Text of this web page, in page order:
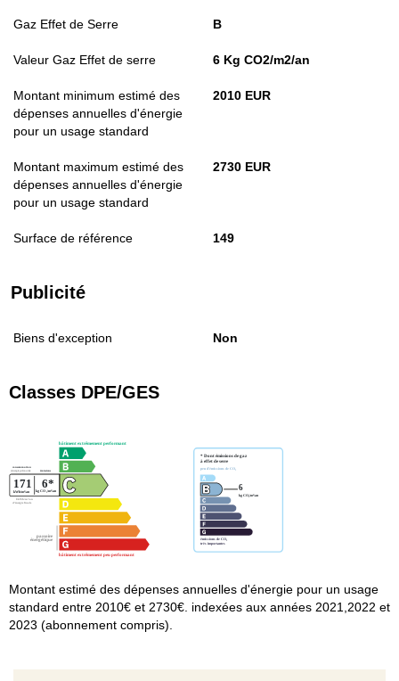
Gaz Effet de Serre B
Valeur Gaz Effet de serre 6 Kg CO2/m2/an
Montant minimum estimé des
dépenses annuelles d'énergie
pour un usage standard
2010 EUR
Montant maximum estimé des
dépenses annuelles d'énergie
pour un usage standard
2730 EUR
Surface de référence 149
Publicité
Biens d'exception Non
Classes DPE/GES
Montant estimé des dépenses annuelles d'énergie pour un usage
standard entre 2010€ et 2730€. indexées aux années 2021,2022 et
2023 (abonnement compris).